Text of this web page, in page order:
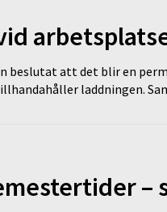
beslutat att det blir en
laddningen.
–